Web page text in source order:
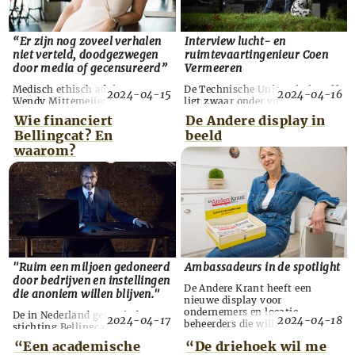
Opmerke...
“Er zijn nog zoveel verhalen
niet verteld, doodgezwegen
door media of gecensureerd”
Medisch ethisch adviseur
Wendy Mittemeijer roept
Nederlanders op hun verhalen
en ervaringen uit de
coronaperiode op papier te
zetten en – eventueel anoniem
– naar de parlementaire
enquêtecommissie corona te
sturen. “Gevoelens en tranen
zijn niet in data te vatten”,
vertelt Mittemeijer aan De
Andere Krant. De Parlementaire
enquêtecommissie Corona werd
twee ...
2024-04-15
Interview lucht- en
ruimtevaartingenieur Coen
Vermeeren
De Technische Universiteit Delft
ligt zwaar onder vuur. De
onderwijsinspectie, diverse
media, studenten, personeel,
bonden, het eigen journalistieke
platform Delta en voormalig
TU-docent lucht- en
ruimtevaarttechniek Coen
Vermeeren bekritiseren het
bestuur onder leiding van Tim
van de Hagen. Volgens
Vermeeren is de universiteit
geen instituut meer voor
waarh...
2024-04-16
Wie financiert
Bellingcat? En
waarom?
"Ruim een miljoen gedoneerd
door bedrijven en instellingen
die anoniem willen blijven."
De in Nederland gevestigde
stichting Bellingcat kreeg in
2022 een half miljoen euro van
de Amerikaanse financiële
2024-04-17
De Andere display in
beeld
Ambassadeurs in de spotlight
De Andere Krant heeft een
nieuwe display voor
ondernemers en locatie­
beheerders die willen helpen de
onder de aandacht te brengen.
2024-04-18
“Een academische
“De driehoek wil me